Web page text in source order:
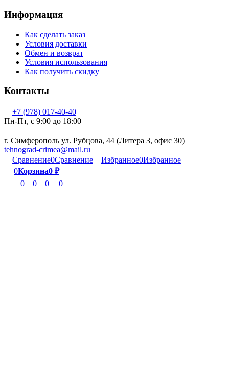
Информация
Как сделать заказ
Условия доставки
Обмен и возврат
Условия использования
Как получить скидку
Контакты
+7 (978) 017-40-40
Пн-Пт, c 9:00 до 18:00
г. Симферополь ул. Рубцова, 44 (Литера З, офис 30)
tehnograd-crimea@mail.ru
Сравнение0Сравнение Избранное0Избранное
0Корзина0 ₽
0
0 0 0